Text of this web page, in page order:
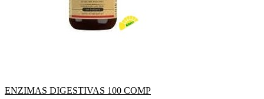
ENZIMAS DIGESTIVAS 100 COMP